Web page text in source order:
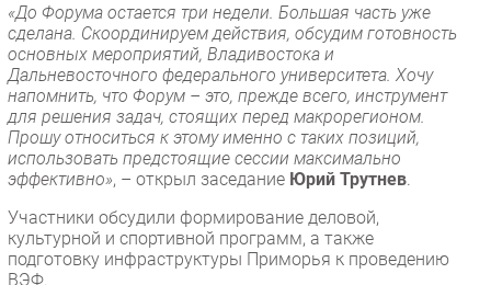
РАЗДЕЛЫ
Новости
Аналитика
Интервью
Мероприятия
Проекты
IT класс
«До Форума остается три недели. Большая часть уже
сделана. Скоординируем действия, обсудим готовность
основных мероприятий, Владивостока и
Дальневосточного федерального университета. Хочу
напомнить, что Форум – это, прежде всего, инструмент
для решения задач, стоящих перед макрорегионом.
Прошу относиться к этому именно с таких позиций,
использовать предстоящие сессии максимально
эффективно», – открыл заседание Юрий Трутнев.
Участники обсудили формирование деловой,
культурной и спортивной программ, а также
подготовку инфраструктуры Приморья к проведению
ВЭФ.